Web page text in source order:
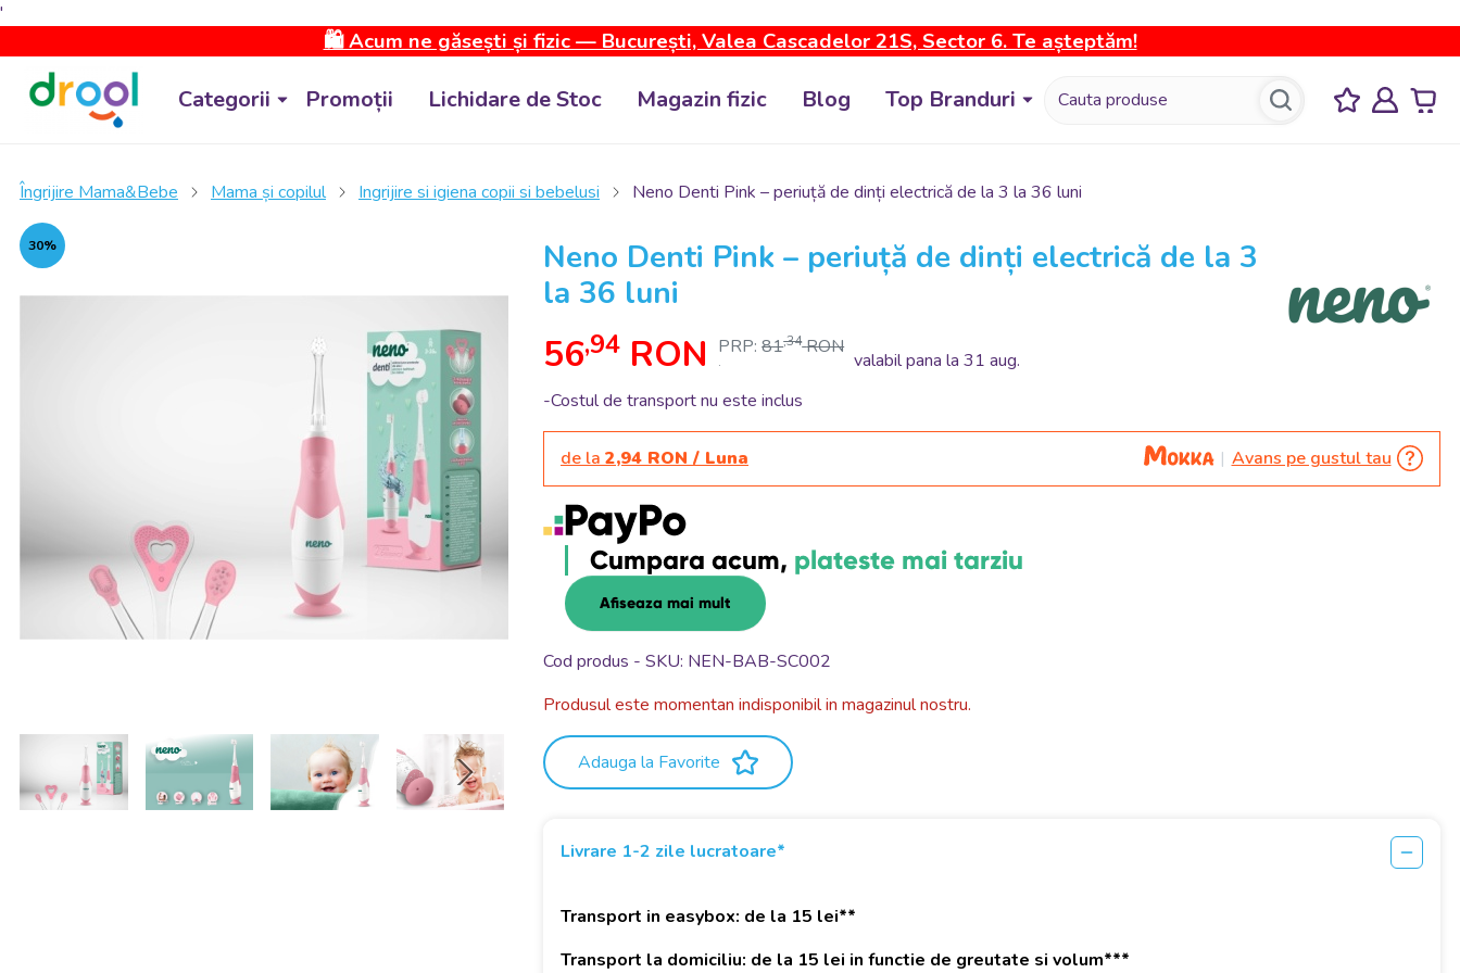
'
🛍️ Acum ne găsești și fizic — București, Valea Cascadelor 21S, Sector 6. Te așteptăm!
Categorii Promoții Lichidare de Stoc Magazin fizic Blog Top Branduri
Îngrijire Mama&Bebe Mama și copilul Ingrijire si igiena copii si bebelusi Neno Denti Pink – periuță de dinți electrică de la 3 la 36 luni
30%
Neno Denti Pink – periuță de dinți electrică de la 3
la 36 luni
56,94 RON PRP: 81,34 RON
.
valabil pana la 31 aug.
-Costul de transport nu este inclus
de la 2,94 RON / Luna Avans pe gustul tau
Cumpara acum, plateste mai tarziu
Afiseaza mai mult
Cod produs - SKU NEN-BAB-SC002
Produsul este momentan indisponibil in magazinul nostru.
Adauga la Favorite
Livrare 1-2 zile lucratoare*
Transport in easybox: de la 15 lei**
Transport la domiciliu: de la 15 lei in functie de greutate si volum***